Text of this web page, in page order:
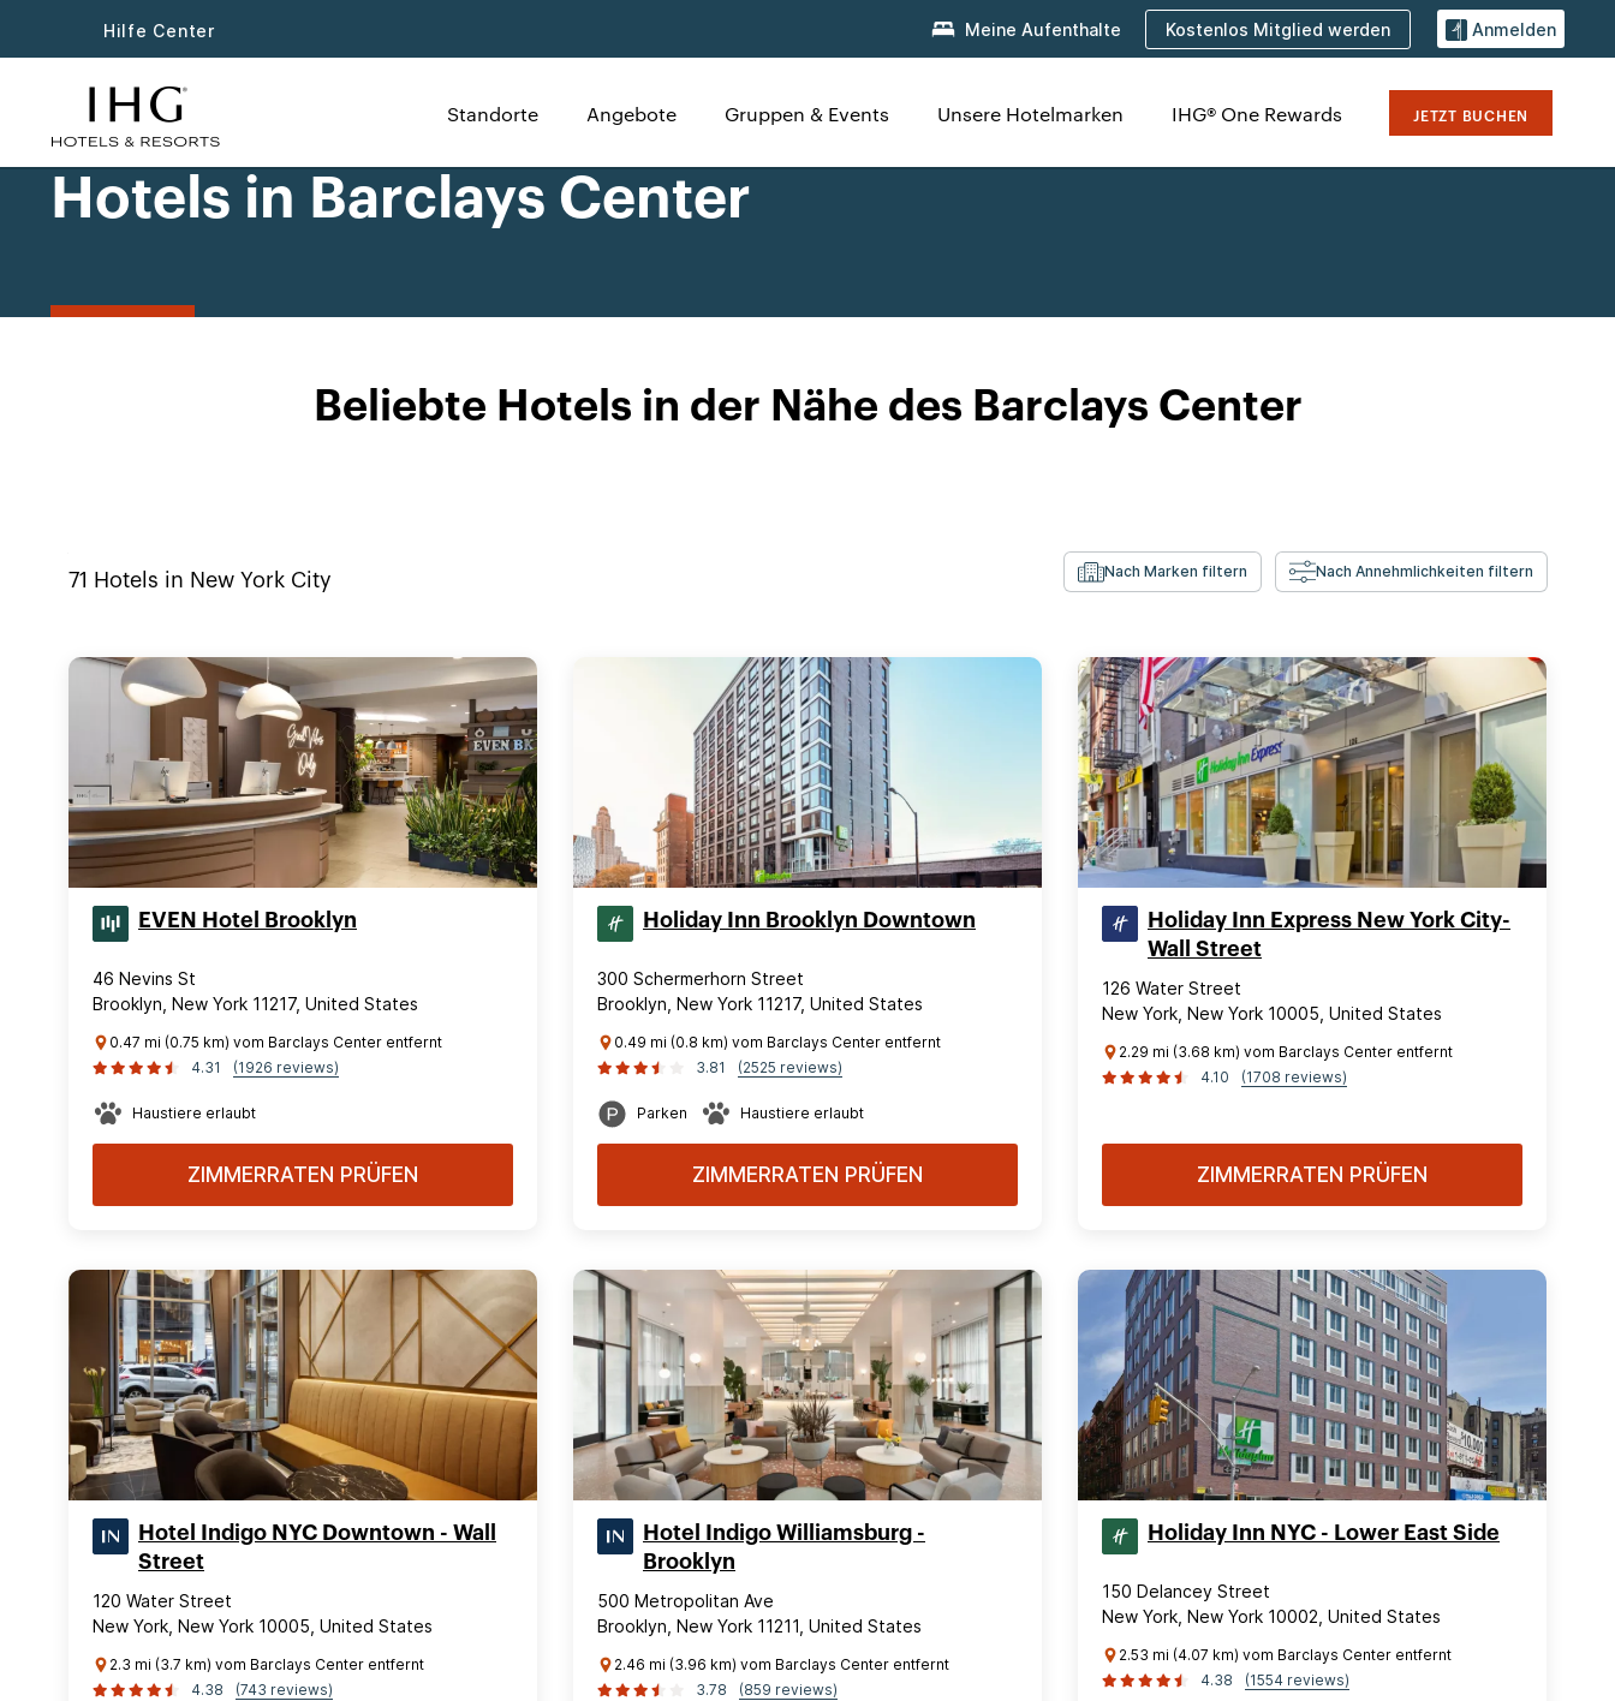
Hilfe Center Meine Aufenthalte Kostenlos Mitglied werden Anmelden
Standorte Angebote Gruppen & Events Unsere Hotelmarken IHG® One Rewards JETZT BUCHEN
Hotels in Barclays Center
Beliebte Hotels in der Nähe des Barclays Center
71 Hotels in New York City Nach Marken filtern Nach Annehmlichkeiten filtern
EVEN Hotel Brooklyn
46 Nevins St
Brooklyn, New York 11217, United States
0.47 mi (0.75 km) vom Barclays Center entfernt
4.31
(1926 reviews)
Haustiere erlaubt
ZIMMERRATEN PRÜFEN
Holiday Inn Brooklyn Downtown
300 Schermerhorn Street
Brooklyn, New York 11217, United States
0.49 mi (0.8 km) vom Barclays Center entfernt
3.81
(2525 reviews)
Parken Haustiere erlaubt
ZIMMERRATEN PRÜFEN
Holiday Inn Express New York City-
Wall Street
126 Water Street
New York, New York 10005, United States
2.29 mi (3.68 km) vom Barclays Center entfernt
4.10
(1708 reviews)
ZIMMERRATEN PRÜFEN
Hotel Indigo NYC Downtown - Wall
Street
120 Water Street
New York, New York 10005, United States
2.3 mi (3.7 km) vom Barclays Center entfernt
4.38
(743 reviews)
Hotel Indigo Williamsburg -
Brooklyn
500 Metropolitan Ave
Brooklyn, New York 11211, United States
2.46 mi (3.96 km) vom Barclays Center entfernt
3.78
(859 reviews)
Holiday Inn NYC - Lower East Side
150 Delancey Street
New York, New York 10002, United States
2.53 mi (4.07 km) vom Barclays Center entfernt
4.38
(1554 reviews)